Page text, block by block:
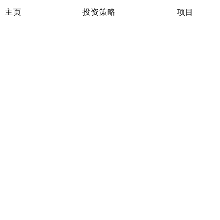
主页 投资策略 项目